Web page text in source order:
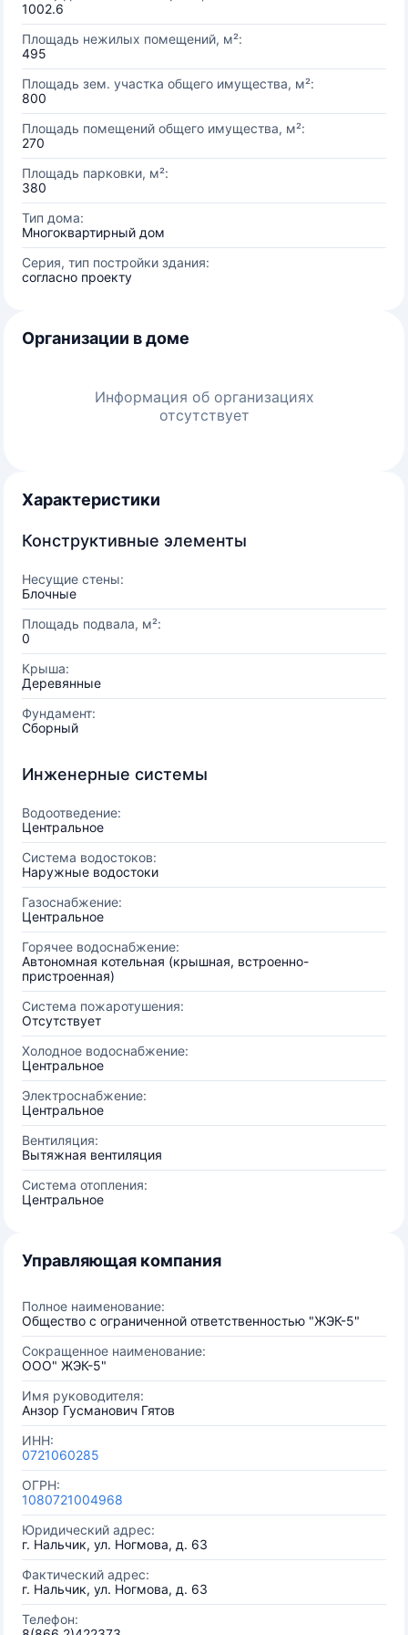
1002.6
Площадь нежилых помещений, м²:
495
Площадь зем. участка общего имущества, м²:
800
Площадь помещений общего имущества, м²:
270
Площадь парковки, м²:
380
Тип дома:
Многоквартирный дом
Серия, тип постройки здания:
согласно проекту
Организации в доме
Информация об организациях
отсутствует
Характеристики
Конструктивные элементы
Несущие стены:
Блочные
Площадь подвала, м²:
0
Крыша:
Деревянные
Фундамент:
Сборный
Инженерные системы
Водоотведение:
Центральное
Система водостоков:
Наружные водостоки
Газоснабжение:
Центральное
Горячее водоснабжение:
Автономная котельная (крышная, встроенно-
пристроенная)
Система пожаротушения:
Отсутствует
Холодное водоснабжение:
Центральное
Электроснабжение:
Центральное
Вентиляция:
Вытяжная вентиляция
Система отопления:
Центральное
Управляющая компания
Полное наименование:
Общество с ограниченной ответственностью "ЖЭК-5"
Сокращенное наименование:
ООО" ЖЭК-5"
Имя руководителя:
Анзор Гусманович Гятов
ИНН:
0721060285
ОГРН:
1080721004968
Юридический адрес:
г. Нальчик, ул. Ногмова, д. 63
Фактический адрес:
г. Нальчик, ул. Ногмова, д. 63
Телефон: